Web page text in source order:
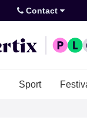
Contact
Sport